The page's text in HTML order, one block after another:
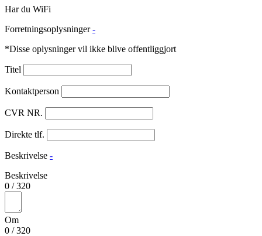
Har du WiFi
Forretningsoplysninger -
*Disse oplysninger vil ikke blive offentliggjort
Titel
Kontaktperson
CVR NR.
Direkte tlf.
Beskrivelse -
Beskrivelse
0 /320
Om
0 /320